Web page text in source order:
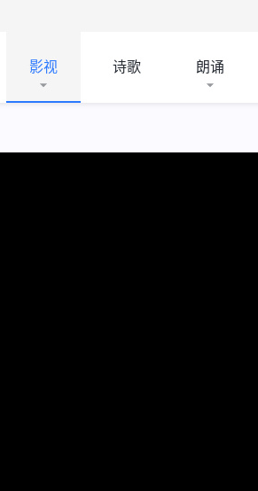
影视 诗歌 朗诵